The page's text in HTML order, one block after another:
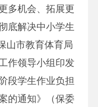
多机会、拓展更
底解决中小学生
山市教育体育局
作领导小组印发
段学生作业负担
的通知》（保委